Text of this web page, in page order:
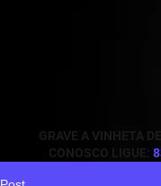
GRAVE A VINHETA
CONOSCO LIGUE: